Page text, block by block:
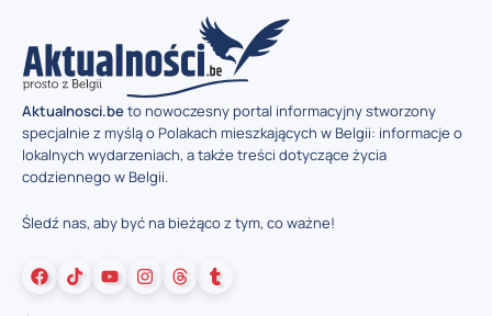
Aktualnosci.beto nowoczesny portal informacyjny stworzony
specjalnie z myślą o Polakach mieszkających w Belgii: informacje o
lokalnych wydarzeniach, a także treści dotyczące życia
codziennego w Belgii.
Śledź nas, aby być na bieżąco z tym, co ważne!